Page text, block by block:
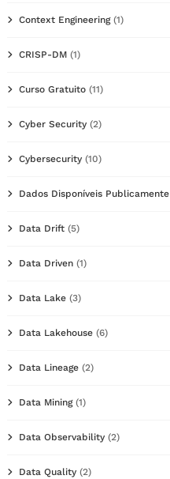
Context Engineering(1)
CRISP-DM (1)
Curso Gratuito (11)
Cyber Security (2)
Cybersecurity (10)
Dados Disponíveis Publicamente
Data Drift (5)
Data Driven (1)
Data Lake (3)
Data Lakehouse (6)
Data Lineage (2)
Data Mining(1)
Data Observability (2)
Data Quality (2)